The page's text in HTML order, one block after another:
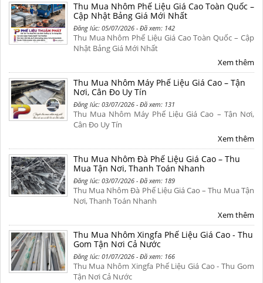
Thu Mua Nhôm Phế Liệu Giá Cao Toàn Quốc –
Cập Nhật Bảng Giá Mới Nhất
Đăng lúc: 05/07/2026 - Đã xem: 142
Thu Mua Nhôm Phế Liệu Giá Cao Toàn Quốc – Cập
Nhật Bảng Giá Mới Nhất
Xem thêm
Thu Mua Nhôm Máy Phế Liệu Giá Cao – Tận
Nơi, Cân Đo Uy Tín
Đăng lúc: 03/07/2026 - Đã xem: 131
Thu Mua Nhôm Máy Phế Liệu Giá Cao – Tận Nơi,
Cân Đo Uy Tín
Xem thêm
Thu Mua Nhôm Đà Phế Liệu Giá Cao – Thu
Mua Tận Nơi, Thanh Toán Nhanh
Đăng lúc: 03/07/2026 - Đã xem: 189
Thu Mua Nhôm Đà Phế Liệu Giá Cao – Thu Mua Tận
Nơi, Thanh Toán Nhanh
Xem thêm
Thu Mua Nhôm Xingfa Phế Liệu Giá Cao - Thu
Gom Tận Nơi Cả Nước
Đăng lúc: 01/07/2026 - Đã xem: 166
Thu Mua Nhôm Xingfa Phế Liệu Giá Cao - Thu Gom
Tận Nơi Cả Nước